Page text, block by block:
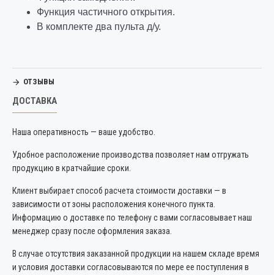
Функция частичного открытия.
В комплекте два пульта д/у.
ОТЗЫВЫ
ДОСТАВКА
Наша оперативность — ваше удобство.
Удобное расположение производства позволяет нам отгружать
продукцию в кратчайшие сроки.
Клиент выбирает способ расчета стоимости доставки — в
зависимости от зоны расположения конечного пункта.
Информацию о доставке по телефону с вами согласовывает наш
менеджер сразу после оформления заказа.
В случае отсутствия заказанной продукции на нашем складе время
и условия доставки согласовываются по мере ее поступления в